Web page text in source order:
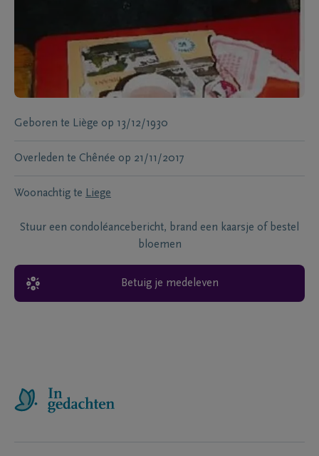
Geboren te Liège op 13/12/1930
Overleden te Chênée op 21/11/2017
Woonachtig te Liege
Stuur een condoléancebericht, brand een kaarsje of bestel
bloemen
Betuig je medeleven